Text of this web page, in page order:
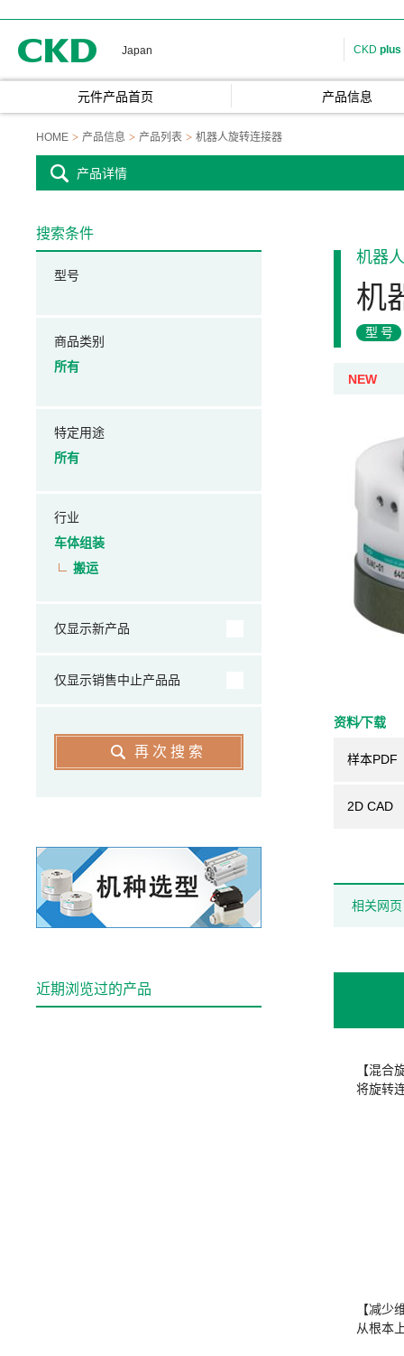
Japan CKD plus
元件产品首页 产品信息
HOME 产品信息 产品列表 机器人旋转连接器
产品详情
机器
机
型号
NEW
资料⁄下载
样本PDF
2D CAD
相关网页
【混合
将旋转
【减少
从根本
搜索条件
型号
商品类别
所有
特定用途
所有
行业
车体组装
搬运
仅显示新产品
仅显示销售中止产品品
再次搜索
近期浏览过的产品